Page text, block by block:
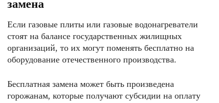
замена
Если газовые плиты или газовые водонагреватели
стоят на балансе государственных жилищных
организаций, то их могут поменять бесплатно на
оборудование отечественного производства.
Бесплатная замена может быть произведена
горожанам, которые получают субсидии на оплату